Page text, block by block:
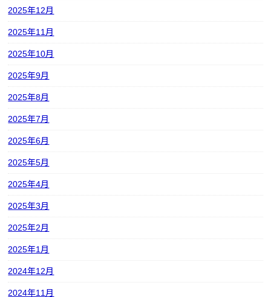
2025年12月
2025年11月
2025年10月
2025年9月
2025年8月
2025年7月
2025年6月
2025年5月
2025年4月
2025年3月
2025年2月
2025年1月
2024年12月
2024年11月